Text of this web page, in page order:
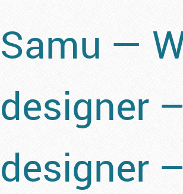
Samu —
designer
designer –